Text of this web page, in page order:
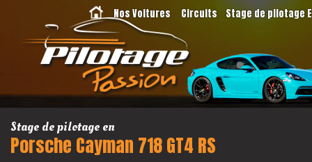
Nos Voitures Circuits Stage de pilotage
Stage de pilotage en
Porsche Cayman 718 GT4 RS